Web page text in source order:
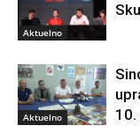
Aktuelno
Aktuelno